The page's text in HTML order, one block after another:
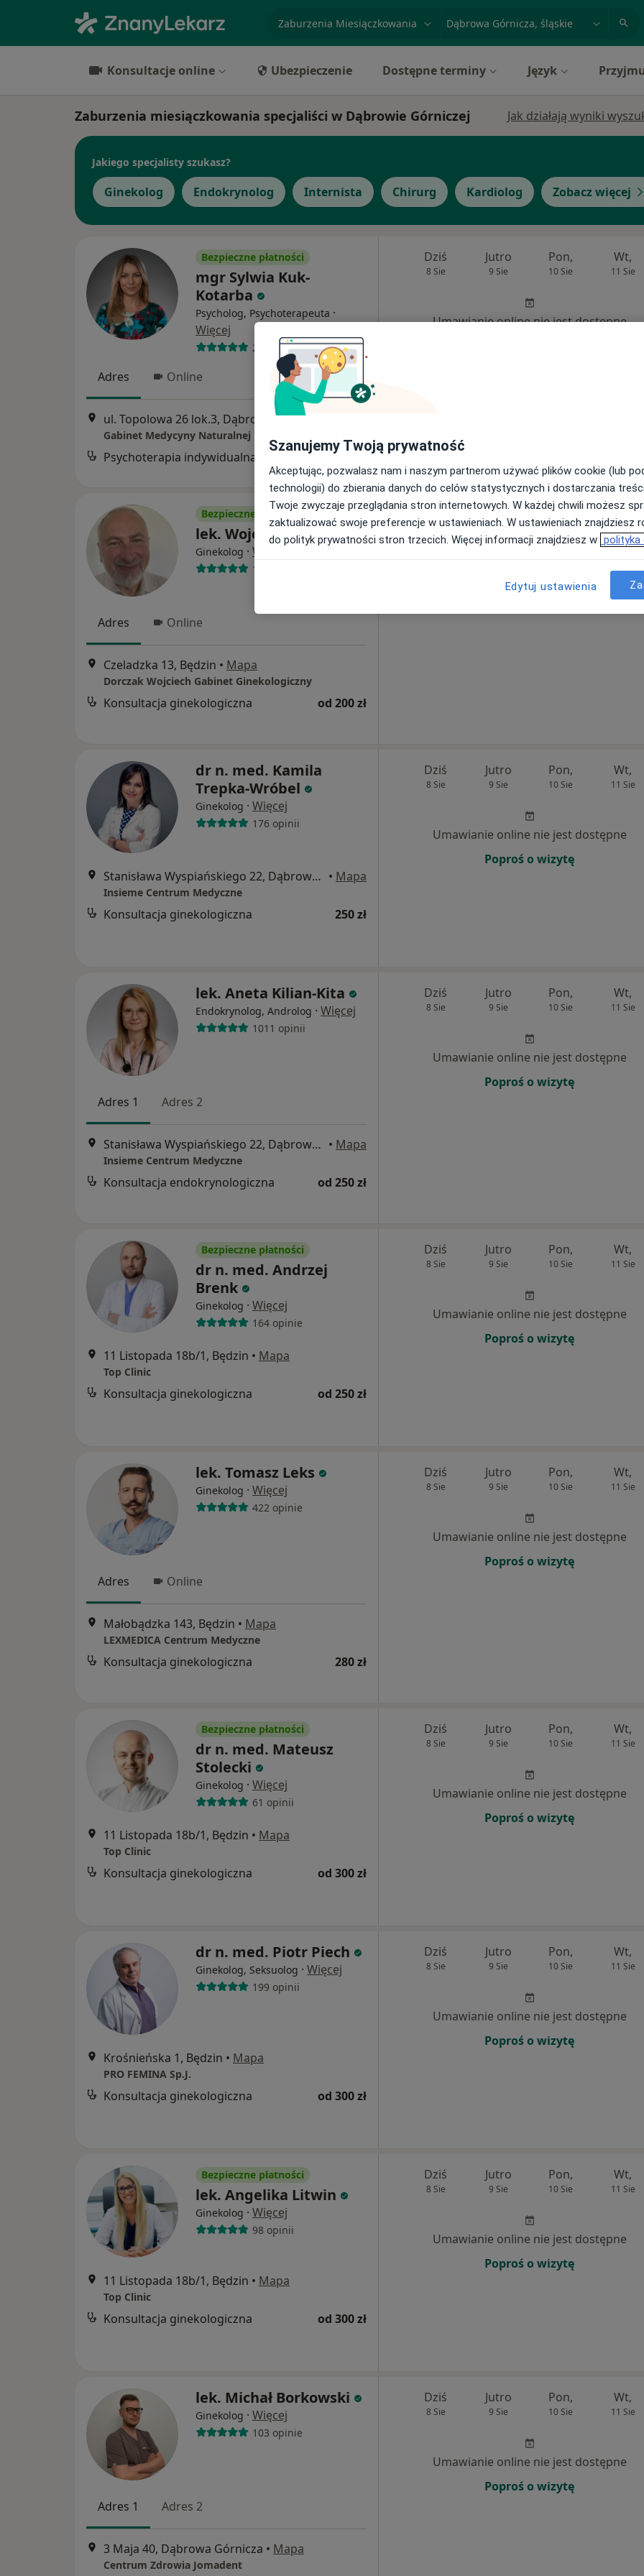
miasto lub dzielnica
Konsultacje online Ubezpieczenie Dostępne terminy Język
Zaburzenia miesiączkowania specjaliści w Dąbrowie Górniczej Jak działają wyniki
Jakiego specjalisty szukasz?
Ginekolog Endokrynolog Internista Chirurg Kardiolog Zobacz więcej
Bezpieczne płatności
mgr Sylwia Kuk-
Kotarba
Psycholog, Psychoterapeuta ·
Więcej
23 opinie
Adres Online
ul. Topolowa 26 lok.3, Dąbrowa Górnicza
Gabinet Medycyny Naturalnej "Ba Mai"
Psychoterapia indywidualna 200 zł
Dziś
8 Sie
Jutro
9 Sie
Pon,
10 Sie
Wt,
11 Sie
Umawianie online nie jest dostępne
Bezpieczne płatności
lek. Wojciech Dorczak
Ginekolog · Więcej
121 opinii
Adres Online
Czeladzka 13, Będzin • Mapa
Dorczak Wojciech Gabinet Ginekologiczny
Konsultacja ginekologiczna od 200 zł
Dziś
8 Sie
Jutro
9 Sie
Pon,
10 Sie
Wt,
11 Sie
dr n. med. Kamila
Trepka-Wróbel
Ginekolog · Więcej
176 opinii
Stanisława Wyspiańskiego 22, Dąbrowa Górnicza • Mapa
Insieme Centrum Medyczne
Konsultacja ginekologiczna 250 zł
Dziś
8 Sie
Jutro
9 Sie
Pon,
10 Sie
Wt,
11 Sie
Umawianie online nie jest dostępne
Poproś o wizytę
lek. Aneta Kilian-Kita
Endokrynolog, Androlog · Więcej
1011 opinii
Adres 1 Adres 2
Stanisława Wyspiańskiego 22, Dąbrowa Górnicza • Mapa
Insieme Centrum Medyczne
Konsultacja endokrynologiczna od 250 zł
Dziś
8 Sie
Jutro
9 Sie
Pon,
10 Sie
Wt,
11 Sie
Umawianie online nie jest dostępne
Poproś o wizytę
Bezpieczne płatności
dr n. med. Andrzej
Brenk
Ginekolog · Więcej
164 opinie
11 Listopada 18b/1, Będzin • Mapa
Top Clinic
Konsultacja ginekologiczna od 250 zł
Dziś
8 Sie
Jutro
9 Sie
Pon,
10 Sie
Wt,
11 Sie
Umawianie online nie jest dostępne
Poproś o wizytę
lek. Tomasz Leks
Ginekolog · Więcej
422 opinie
Adres Online
Małobądzka 143, Będzin • Mapa
LEXMEDICA Centrum Medyczne
Konsultacja ginekologiczna 280 zł
Dziś
8 Sie
Jutro
9 Sie
Pon,
10 Sie
Wt,
11 Sie
Umawianie online nie jest dostępne
Poproś o wizytę
Bezpieczne płatności
dr n. med. Mateusz
Stolecki
Ginekolog · Więcej
61 opinii
11 Listopada 18b/1, Będzin • Mapa
Top Clinic
Konsultacja ginekologiczna od 300 zł
Dziś
8 Sie
Jutro
9 Sie
Pon,
10 Sie
Wt,
11 Sie
Umawianie online nie jest dostępne
Poproś o wizytę
dr n. med. Piotr Piech
Ginekolog, Seksuolog · Więcej
199 opinii
Krośnieńska 1, Będzin • Mapa
PRO FEMINA Sp.J.
Konsultacja ginekologiczna od 300 zł
Dziś
8 Sie
Jutro
9 Sie
Pon,
10 Sie
Wt,
11 Sie
Umawianie online nie jest dostępne
Poproś o wizytę
Bezpieczne płatności
lek. Angelika Litwin
Ginekolog · Więcej
98 opinii
11 Listopada 18b/1, Będzin • Mapa
Top Clinic
Konsultacja ginekologiczna od 300 zł
Dziś
8 Sie
Jutro
9 Sie
Pon,
10 Sie
Wt,
11 Sie
Umawianie online nie jest dostępne
Poproś o wizytę
lek. Michał Borkowski
Ginekolog · Więcej
103 opinie
Adres 1 Adres 2
3 Maja 40, Dąbrowa Górnicza • Mapa
Centrum Zdrowia Jomadent
Dziś
8 Sie
Jutro
9 Sie
Pon,
10 Sie
Wt,
11 Sie
Umawianie online nie jest dostępne
Poproś o wizytę
Szanujemy Twoją prywatność
Akceptując, pozwalasz nam i naszym partnerom używać plików cookie (lub
technologii) do zbierania danych do celów statystycznych i dostarczania
Twoje zwyczaje przeglądania stron internetowych. W każdej chwili możesz
zaktualizować swoje preferencje w ustawieniach. W ustawieniach znajdziesz
do polityk prywatności stron trzecich. Więcej informacji znajdziesz w polityka
Edytuj ustawienia